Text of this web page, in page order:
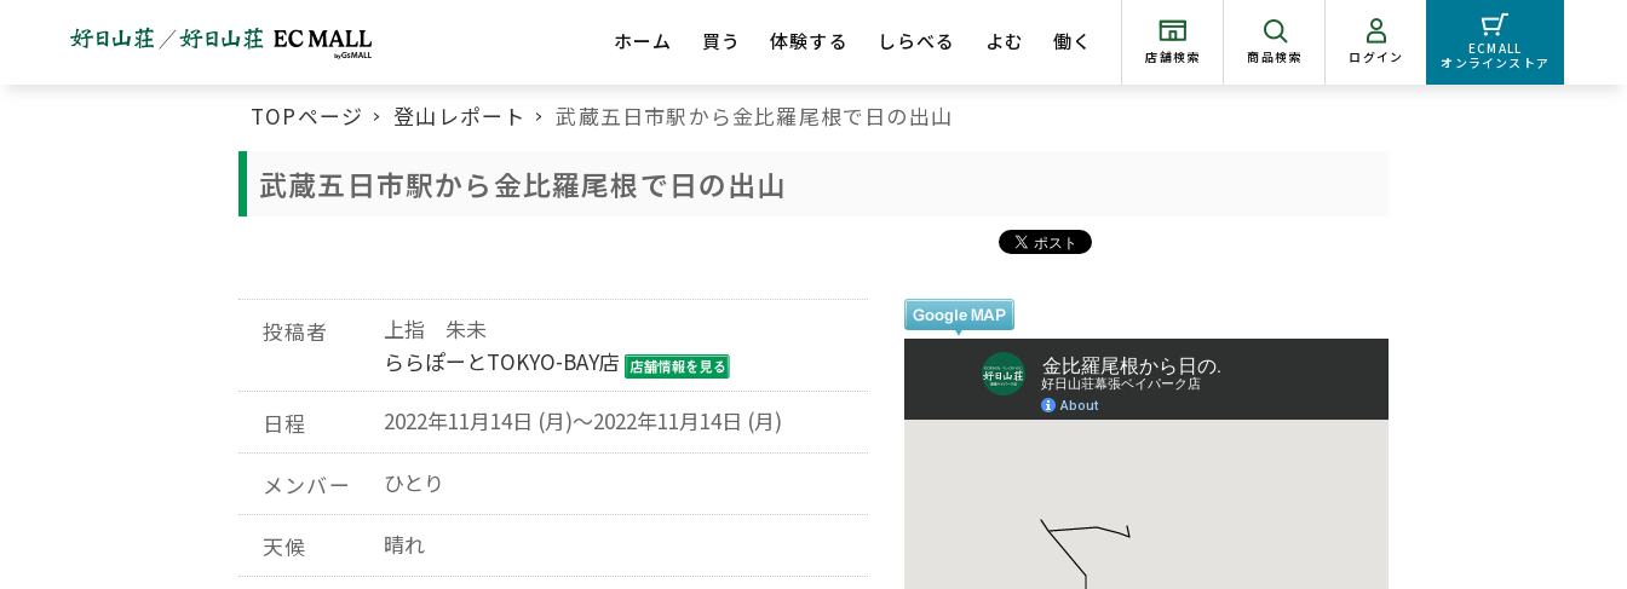
ホーム 買う 体験する しらべる よむ 働く
店舗検索 商品検索 ログイン
ECMALL
オンラインストア
TOPページ 登山レポート 武蔵五日市駅から金比羅尾根で日の出山
武蔵五日市駅から金比羅尾根で日の出山
投稿者
上指 朱未
ららぽーとTOKYO-BAY店
日程 2022年11月14日 (月)～2022年11月14日 (月)
メンバー ひとり
天候 晴れ